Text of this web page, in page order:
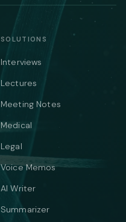
SOLUTIONS
Interviews
Lectures
Meeting Notes
Medical
Legal
Voice Memos
AI Writer
Summarizer